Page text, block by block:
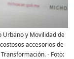
Urbano y Movilidad de
accesorios de
- Foto: